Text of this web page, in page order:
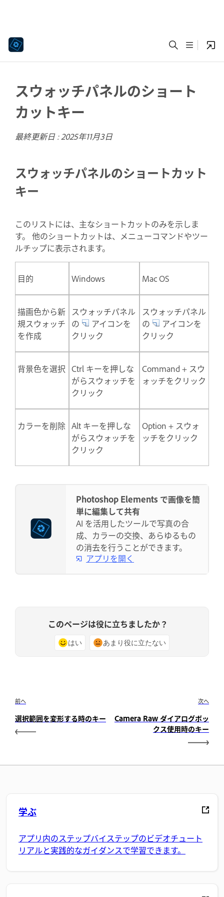
スウォッチパネルのショート
カットキー
最終更新日 :2025年11月3日
スウォッチパネルのショートカット
キー
このリストには、主なショートカットのみを示しま
す。 他のショートカットは、メニューコマンドやツー
ルチップに表示されます。
目的 Windows Mac OS
描画色から新
規スウォッチ
を作成
スウォッチパネル
の
アイコンを
クリック
スウォッチパネル
の
アイコンを
クリック
背景色を選択 Ctrl キーを押しな
がらスウォッチを
クリック
Command + スウ
ォッチをクリック
カラーを削除 Alt キーを押しな
がらスウォッチを
クリック
Option + スウォ
ッチをクリック
Photoshop Elements で画像を簡
単に編集して共有
AI を活用したツールで写真の合
成、カラーの交換、あらゆるもの
の消去を行うことができます。
アプリを開く
このページは役に立ちましたか？
はい あまり役に立たない
前へ
選択範囲を変形する時のキー
次へ
Camera Raw ダイアログボッ
クス使用時のキー
学ぶ
アプリ内のステップバイステップのビデオチュート
リアルと実践的なガイダンスで学習できます。